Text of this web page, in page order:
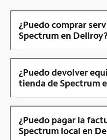
¿Puedo comprar
Spectrum en
¿Puedo devolver
tienda de Spectrum
¿Puedo pagar la
Spectrum local en